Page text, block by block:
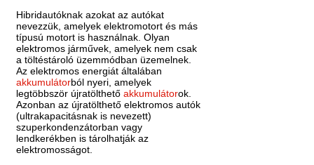
Hibridautóknak azokat az autókat
nevezzük, amelyek elektromotort és más
típusú motort is használnak. Olyan
elektromos járművek, amelyek nem csak
a töltéstároló üzemmódban üzemelnek.
Az elektromos energiát általában
akkumulátorból nyeri, amelyek
legtöbbször újratölthető akkumulátorok.
Azonban az újratölthető elektromos autók
(ultrakapacitásnak is nevezett)
szuperkondenzátorban vagy
lendkerékben is tárolhatják az
elektromosságot.